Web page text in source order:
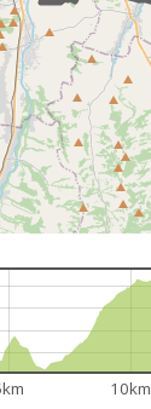
10km